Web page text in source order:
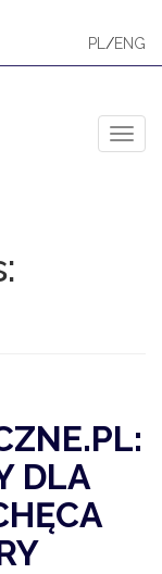
PL /ENG
DLA